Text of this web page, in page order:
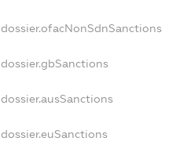
dossier.ofacNonSdnSanctions
dossier.gbSanctions
dossier.ausSanctions
dossier.euSanctions